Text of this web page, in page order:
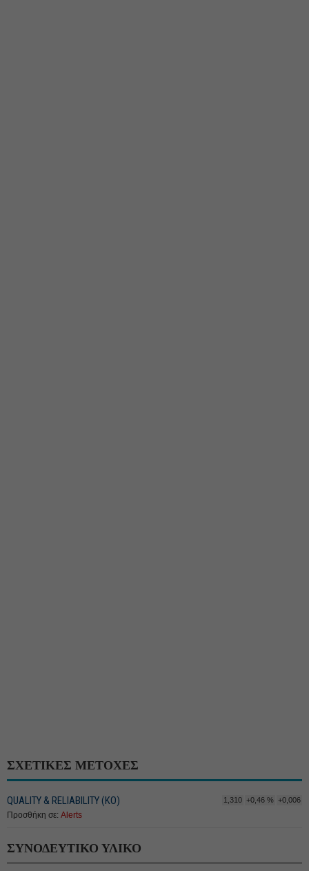
ΣΧΕΤΙΚΕΣ ΜΕΤΟΧΕΣ
QUALITY & RELIABILITY (ΚΟ) 1,310 +0,46 % +0,006
Προσθήκη σε: Alerts
ΣΥΝΟΔΕΥΤΙΚΟ ΥΛΙΚΟ